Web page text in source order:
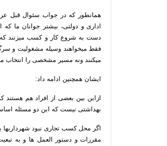
همانطور که در جواب سئوال قبل
اداری و دولتی، بیشتر جوانان ما که
دست به شروع کار و کسب میزنند که
فقط میخواهند وسیله مشغولیت و
میکنند ونه مسیر مشخصی را انتخاب
ایشان همچنین ادامه داد :
ازاین بین بعضی از افراد هم هستند
بهداشتی نیست که ابن دو مسئله
اگر محل کسب تجاری نبود شهرداریها
مقررات و دستور العمل ها و به